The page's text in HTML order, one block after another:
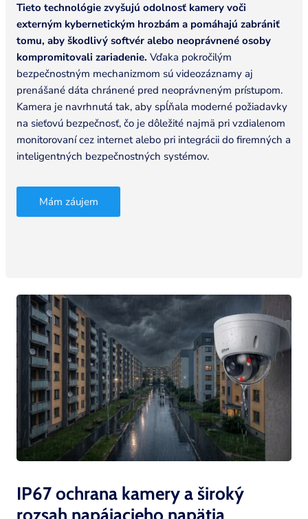
Tieto technológie zvyšujú odolnosť kamery voči
externým kybernetickým hrozbám a pomáhajú zabrániť
tomu, aby škodlivý softvér alebo neoprávnené osoby
kompromitovali zariadenie. Vďaka pokročilým
bezpečnostným mechanizmom sú videozáznamy aj
prenášané dáta chránené pred neoprávneným prístupom.
Kamera je navrhnutá tak, aby spĺňala moderné požiadavky
na sieťovú bezpečnosť, čo je dôležité najmä pri vzdialenom
monitorovaní cez internet alebo pri integrácii do firemných a
inteligentných bezpečnostných systémov.
Mám záujem
IP67 ochrana kamery a široký
rozsah napájacieho napätia